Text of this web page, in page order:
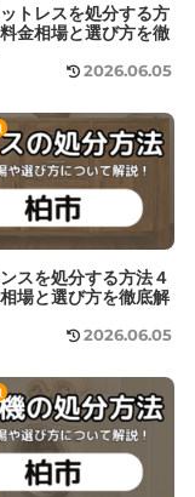
トレスを処分する方
金相場と選び方を徹
2026.06.05
スを処分する方法４
場と選び方を徹底解
2026.06.05